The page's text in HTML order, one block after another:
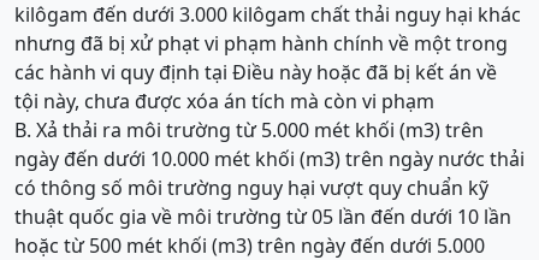
kilôgam đến dưới 3.000 kilôgam chất thải nguy hại khác
nhưng đã bị xử phạt vi phạm hành chính về một trong
các hành vi quy định tại Điều này hoặc đã bị kết án về
tội này, chưa được xóa án tích mà còn vi phạm
B. Xả thải ra môi trường từ 5.000 mét khối (m3) trên
ngày đến dưới 10.000 mét khối (m3) trên ngày nước thải
có thông số môi trường nguy hại vượt quy chuẩn kỹ
thuật quốc gia về môi trường từ 05 lần đến dưới 10 lần
hoặc từ 500 mét khối (m3) trên ngày đến dưới 5.000